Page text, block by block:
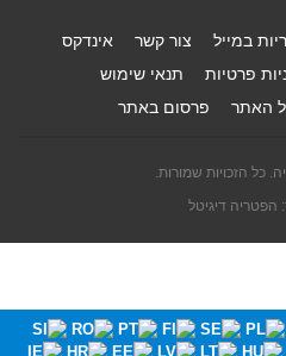
במייל צור קשר
אינדקס
פרטיות
תנאי שימוש
האתר
פרסום באתר
הפטריה דיגיטל